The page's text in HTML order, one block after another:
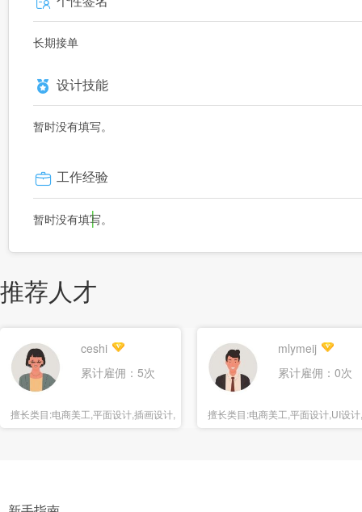
长期接单
设计技能
暂时没有填写。
工作经验
暂时没有填写。
推荐人才
ceshi
累计雇佣：5次
擅长类目:电商美工,平面设计,插画设计,
海报设计
mlymeij
累计雇佣：0次
擅长类目:电商美工,平面设计,UI设
报设计